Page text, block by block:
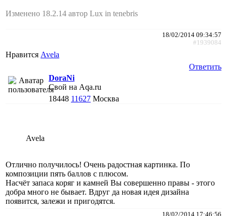
Изменено 18.2.14 автор Lux in tenebris
18/02/2014 09:34:57
#1939084
Нравится Avela
Ответить
DoraNi
Свой на Aqa.ru
18448 11627 Москва
Avela
Отлично получилось! Очень радостная картинка. По
композиции пять баллов с плюсом.
Насчёт запаса коряг и камней Вы совершенно правы - этого
добра много не бывает. Вдруг да новая идея дизайна
появится, залежи и пригодятся.
18/02/2014 17:46:56